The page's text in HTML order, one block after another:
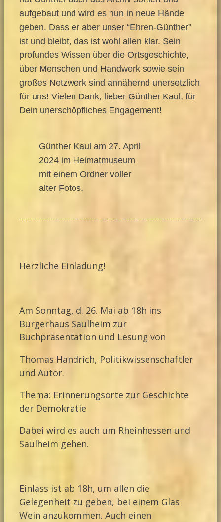
aufgebaut und wird es nun in neue Hände
geben. Dass er aber unser “Ehren-Günther”
ist und bleibt, das ist wohl allen klar. Sein
profundes Wissen über die Ortsgeschichte,
über Menschen und Handwerk sowie sein
großes Netzwerk sind annähernd unersetzlich
für uns! Vielen Dank, lieber Günther Kaul, für
Dein unerschöpfliches Engagement!
Günther Kaul am 27. April
2024 im Heimatmuseum
mit einem Ordner voller
alter Fotos.
Herzliche Einladung!
Am Sonntag, d. 26. Mai ab 18h ins
Bürgerhaus Saulheim zur
Buchpräsentation und Lesung von
Thomas Handrich, Politikwissenschaftler
und Autor.
Thema: Erinnerungsorte zur Geschichte
der Demokratie
Dabei wird es auch um Rheinhessen und
Saulheim gehen.
Einlass ist ab 18h, um allen die
Gelegenheit zu geben, bei einem Glas
Wein anzukommen. Auch einen